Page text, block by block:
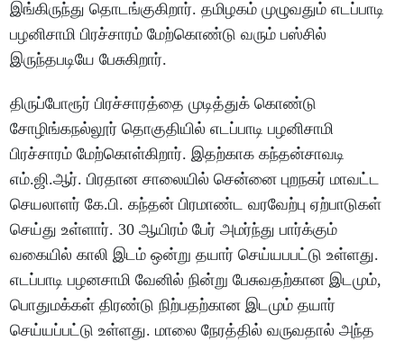
இங்கிருந்து தொடங்குகிறார். தமிழகம் முழுவதும் எடப்பாடி
பழனிசாமி பிரச்சாரம் மேற்கொண்டு வரும் பஸ்சில்
இருந்தபடியே பேசுகிறார்.
திருப்போரூர் பிரச்சாரத்தை முடித்துக் கொண்டு
சோழிங்கநல்லூர் தொகுதியில் எடப்பாடி பழனிசாமி
பிரச்சாரம் மேற்கொள்கிறார். இதற்காக கந்தன்சாவடி
எம்.ஜி.ஆர். பிரதான சாலையில் சென்னை புறநகர் மாவட்ட
செயலாளர் கே.பி. கந்தன் பிரமாண்ட வரவேற்பு ஏற்பாடுகள்
செய்து உள்ளார். 30 ஆயிரம் பேர் அமர்ந்து பார்க்கும்
வகையில் காலி இடம் ஒன்று தயார் செய்யபபட்டு உள்ளது.
எடப்பாடி பழனசாமி வேனில் நின்று பேசுவதற்கான இடமும்,
பொதுமக்கள் திரண்டு நிற்பதற்கான இடமும் தயார்
செய்யப்பட்டு உள்ளது. மாலை நேரத்தில் வருவதால் அந்த